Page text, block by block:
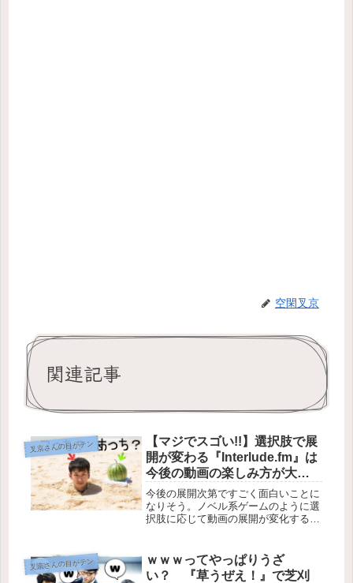
空閑叉京
関連記事
叉京さんの目がテン
【マジでスゴい!!】選択肢で展
開が変わる『Interlude.fm』は
今後の動画の楽しみ方が大き
く変わりそう
今後の展開次第ですごく面白いことに
なりそう。ノベル系ゲームのように選
択肢に応じて動画の展開が変化する
展開を楽しむだけはなく、自分で選択
肢に応じた動画制作ができる...
叉京さんの目がテン
ｗｗｗってやっぱりうざ
い？ 『草うぜえ！』で芝刈